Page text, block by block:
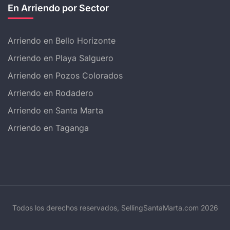
En Arriendo por Sector
Arriendo en Bello Horizonte
Arriendo en Playa Salguero
Arriendo en Pozos Colorados
Arriendo en Rodadero
Arriendo en Santa Marta
Arriendo en Taganga
Todos los derechos reservados, SellingSantaMarta.com 2026